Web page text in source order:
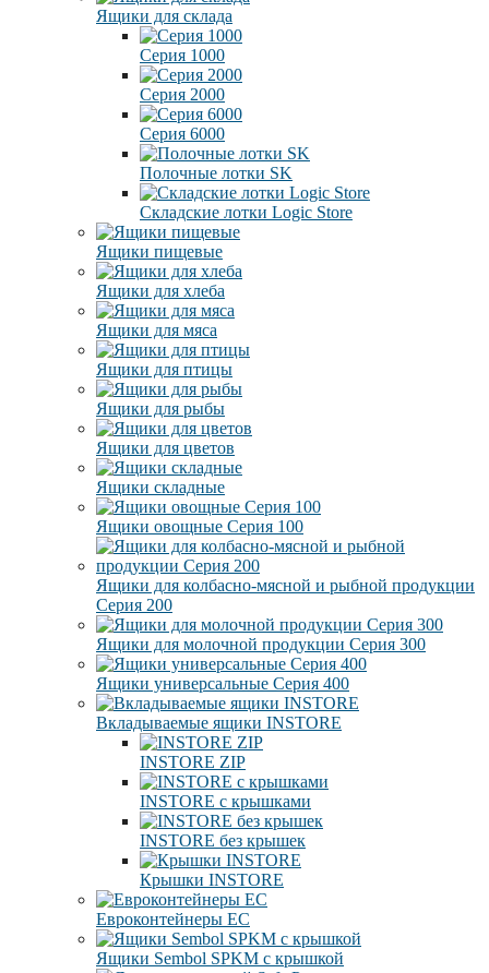
Ящики для склада
Серия 1000
Серия 2000
Серия 6000
Полочные лотки SK
Складские лотки Logic Store
Ящики пищевые
Ящики для хлеба
Ящики для мяса
Ящики для птицы
Ящики для рыбы
Ящики для цветов
Ящики складные
Ящики овощные Серия 100
Ящики для колбасно-мясной и рыбной продукции
Серия 200
Ящики для молочной продукции Серия 300
Ящики универсальные Серия 400
Вкладываемые ящики INSTORE
INSTORE ZIP
INSTORE с крышками
INSTORE без крышек
Крышки INSTORE
Евроконтейнеры ЕC
Ящики Sembol SPKM с крышкой